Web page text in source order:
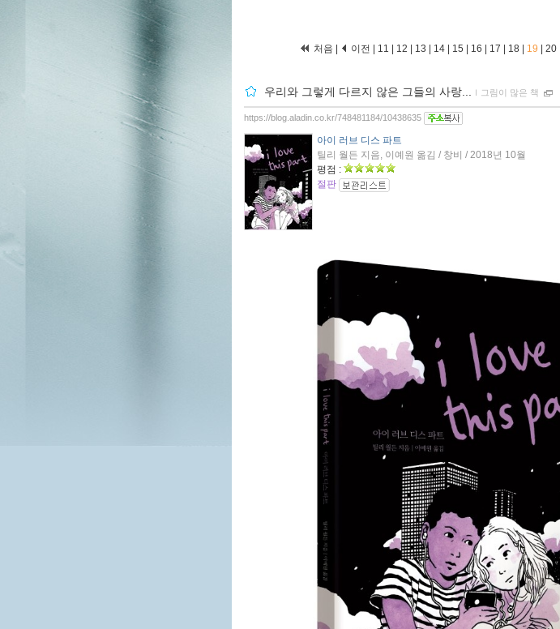
처음 이전 11 12 13 14 15 16 17 18 19 20
우리와 그렇게 다르지 않은 그들의 사랑... ｌ 그림이 많은 책
https://blog.aladin.co.kr/748481184/10438635
아이 러브 디스 파트
틸리 월든 지음, 이예원 옮김 / 창비 / 2018년 10월
평점 :
절판